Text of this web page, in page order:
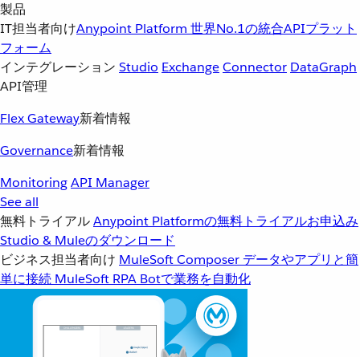
製品
IT担当者向けAnypoint Platform 世界No.1の統合APIプラット
フォーム
インテグレーション Studio ExchangeConnector DataGraph
API管理
Flex Gateway新着情報
Governance新着情報
MonitoringAPI Manager
See all
無料トライアルAnypoint Platformの無料トライアルお申込み
Studio & Muleのダウンロード
ビジネス担当者向け MuleSoft Composer データやアプリと簡
単に接続 MuleSoft RPA Botで業務を自動化